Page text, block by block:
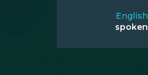
English
spoken